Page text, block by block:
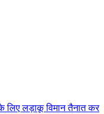
लिए लड़ाकू विमान तैनात कर